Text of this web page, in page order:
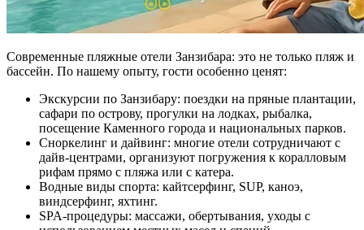
Современные пляжные отели Занзибара: это не только пляж и
бассейн. По нашему опыту, гости особенно ценят:
Экскурсии по Занзибару: поездки на пряные плантации,
сафари по острову, прогулки на лодках, рыбалка,
посещение Каменного города и национальных парков.
Сноркелинг и дайвинг: многие отели сотрудничают с
дайв-центрами, организуют погружения к коралловым
рифам прямо с пляжа или с катера.
Водные виды спорта: кайтсерфинг, SUP, каноэ,
виндсерфинг, яхтинг.
SPA-процедуры: массажи, обертывания, уходы с